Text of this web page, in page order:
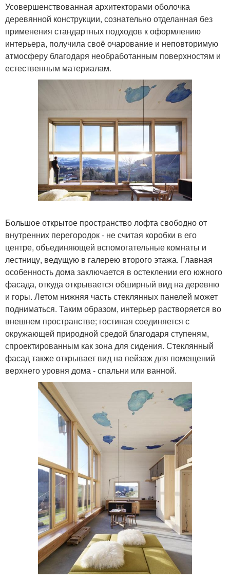
Усовершенствованная архитекторами оболочка
деревянной конструкции, сознательно отделанная без
применения стандартных подходов к оформлению
интерьера, получила своё очарование и неповторимую
атмосферу благодаря необработанным поверхностям и
естественным материалам.
Большое открытое пространство лофта свободно от
внутренних перегородок - не считая коробки в его
центре, объединяющей вспомогательные комнаты и
лестницу, ведущую в галерею второго этажа. Главная
особенность дома заключается в остеклении его южного
фасада, откуда открывается обширный вид на деревню
и горы. Летом нижняя часть стеклянных панелей может
подниматься. Таким образом, интерьер растворяется во
внешнем пространстве; гостиная соединяется с
окружающей природной средой благодаря ступеням,
спроектированным как зона для сидения. Стеклянный
фасад также открывает вид на пейзаж для помещений
верхнего уровня дома - спальни или ванной.